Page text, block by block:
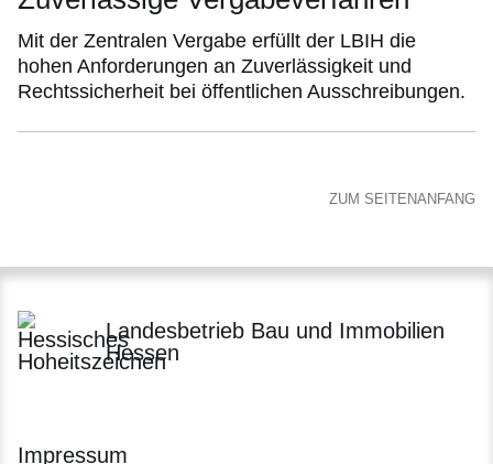
Mit der Zentralen Vergabe erfüllt der LBIH die
hohen Anforderungen an Zuverlässigkeit und
Rechtssicherheit bei öffentlichen Ausschreibungen.
ZUM SEITENANFANG
Landesbetrieb Bau und Immobilien
Hessen
Impressum